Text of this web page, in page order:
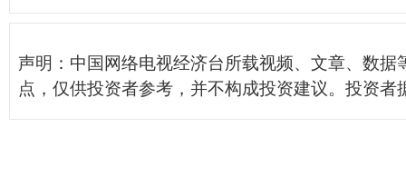
声明：中国网络电视经济台所载视频、文章、数据
点，仅供投资者参考，并不构成投资建议。投资者